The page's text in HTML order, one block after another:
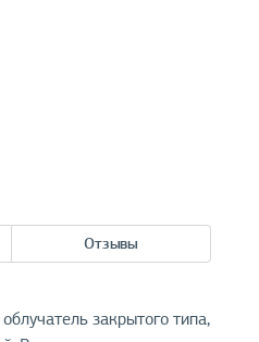
Отзывы
закрытого типа,